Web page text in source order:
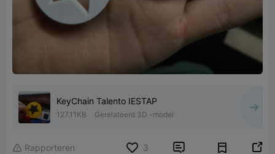
KeyChain Talento IESTAP
127.11KB Gerelateerd 3D -model
 Rapporteren 3  